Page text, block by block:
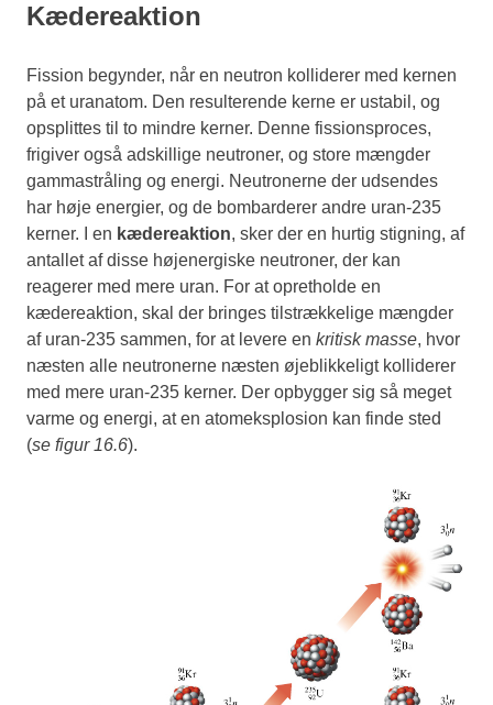
Kædereaktion
Fission begynder, når en neutron kolliderer med kernen
på et uranatom. Den resulterende kerne er ustabil, og
opsplittes til to mindre kerner. Denne fissionsproces,
frigiver også adskillige neutroner, og store mængder
gammastråling og energi. Neutronerne der udsendes
har høje energier, og de bombarderer andre uran-235
kerner. I en kædereaktion, sker der en hurtig stigning, af
antallet af disse højenergiske neutroner, der kan
reagerer med mere uran. For at opretholde en
kædereaktion, skal der bringes tilstrækkelige mængder
af uran-235 sammen, for at levere en kritisk masse, hvor
næsten alle neutronerne næsten øjeblikkeligt kolliderer
med mere uran-235 kerner. Der opbygger sig så meget
varme og energi, at en atomeksplosion kan finde sted
(se figur 16.6).